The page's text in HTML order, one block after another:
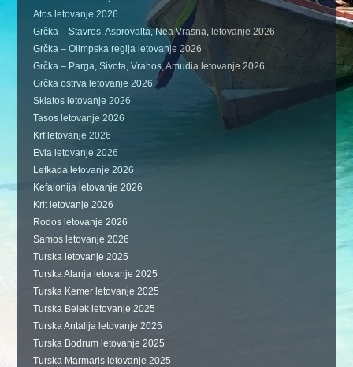
Atos letovanje 2026
Grčka – Stavros, Asprovalta, Nea Vrasna, letovanje 2026
Grčka – Olimpska regija letovanje 2026
Grčka – Parga, Sivota, Vrahos, Amudia letovanje 2026
Grčka ostrva letovanje 2026
Skiatos letovanje 2026
Tasos letovanje 2026
Krf letovanje 2026
Evia letovanje 2026
Lefkada letovanje 2026
Kefalonija letovanje 2026
Krit letovanje 2026
Rodos letovanje 2026
Samos letovanje 2026
Turska letovanje 2025
Turska Alanja letovanje 2025
Turska Kemer letovanje 2025
Turska Belek letovanje 2025
Turska Antalija letovanje 2025
Turska Bodrum letovanje 2025
Turska Marmaris letovanje 2025